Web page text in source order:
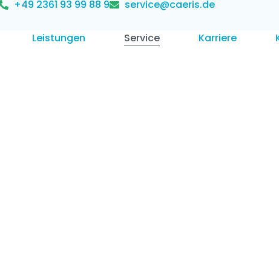
+49 2361 93 99 88 9 service@caeris.de
Leistungen Service Karriere